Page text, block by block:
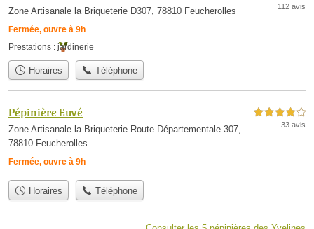
Zone Artisanale la Briqueterie D307, 78810 Feucherolles
Fermée, ouvre à 9h
112 avis
Prestations : jardinerie
Horaires Téléphone
Pépinière Euvé
Zone Artisanale la Briqueterie Route Départementale 307,
78810 Feucherolles
Fermée, ouvre à 9h
4,0 étoiles sur 5
33 avis
Horaires Téléphone